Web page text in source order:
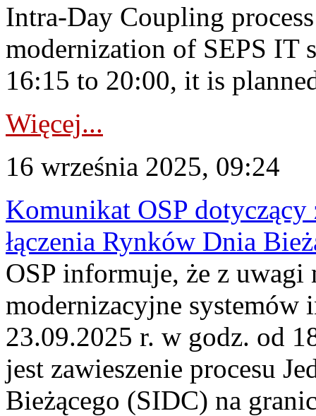
Intra-Day Coupling
modernization of SEPS IT
16:15 to 20:00, it is
Więcej...
16 września 2025, 09:24
Komunikat OSP dotyczący
łączenia Rynków Dnia
OSP informuje, że z uwagi
modernizacyjne
23.09.2025 r. w godz. od
jest zawieszenie procesu
Bieżącego (SIDC) na